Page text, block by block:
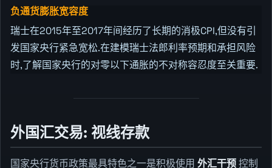
负通货膨胀宽容度
瑞士在2015年至2017年间经历了长期的消极CPI,但没有引
发国家央行紧急宽松.在建模瑞士法郎利率预期和承担风险
时,了解国家央行的对零以下通胀的不对称容忍度至关重要.
外国汇交易: 视线存款
国家央行货币政策最具特色之一是积极使用 外汇干预控制